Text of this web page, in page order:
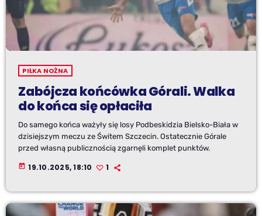
PIŁKA NOŻNA
Zabójcza końcówka Górali. Walka
do końca się opłaciła
Do samego końca ważyły się losy Podbeskidzia Bielsko-Biała w
dzisiejszym meczu ze Świtem Szczecin. Ostatecznie Górale
przed własną publicznością zgarnęli komplet punktów.
today 19.10.2025, 18:10 1